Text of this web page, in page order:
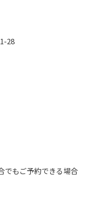
28
でもご予約できる場合